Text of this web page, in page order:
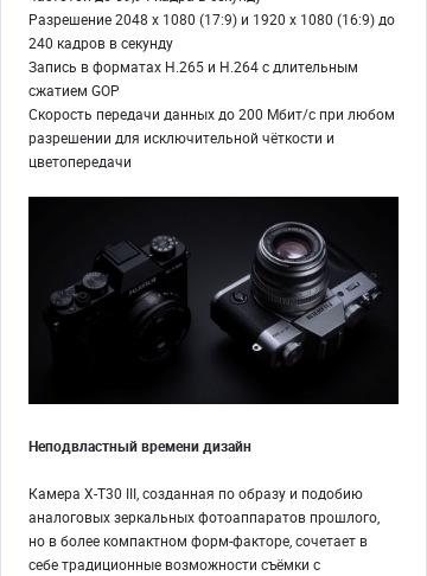
Разрешение 2048 x 1080 (17:9) и 1920 x 1080 (16:9) до
240 кадров в секунду
Запись в форматах H.265 и H.264 с длительным
сжатием GOP
Скорость передачи данных до 200 Мбит/с при любом
разрешении для исключительной чёткости и
цветопередачи
Неподвластный времени дизайн
Камера X-T30 III, созданная по образу и подобию
аналоговых зеркальных фотоаппаратов прошлого,
но в более компактном форм-факторе, сочетает в
себе традиционные возможности съёмки с